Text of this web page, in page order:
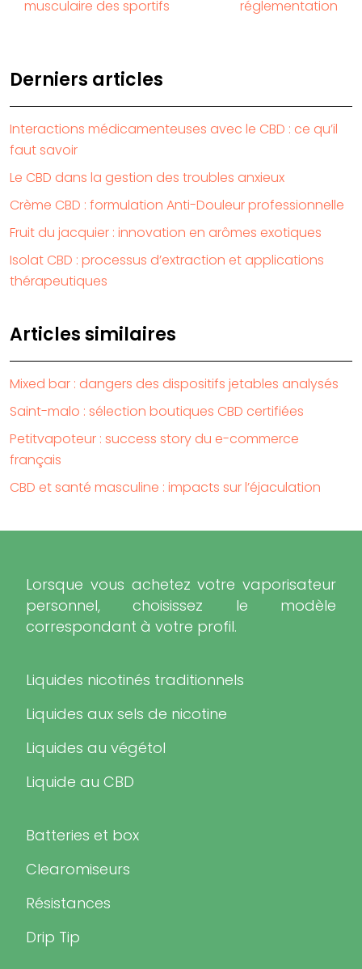
musculaire des sportifs
réglementation
Derniers articles
Interactions médicamenteuses avec le CBD : ce qu’il
faut savoir
Le CBD dans la gestion des troubles anxieux
Crème CBD : formulation Anti-Douleur professionnelle
Fruit du jacquier : innovation en arômes exotiques
Isolat CBD : processus d’extraction et applications
thérapeutiques
Articles similaires
Mixed bar : dangers des dispositifs jetables analysés
Saint-malo : sélection boutiques CBD certifiées
Petitvapoteur : success story du e-commerce
français
CBD et santé masculine : impacts sur l’éjaculation
Lorsque vous achetez votre vaporisateur
personnel, choisissez le modèle
correspondant à votre profil.
Liquides nicotinés traditionnels
Liquides aux sels de nicotine
Liquides au végétol
Liquide au CBD
Batteries et box
Clearomiseurs
Résistances
Drip Tip